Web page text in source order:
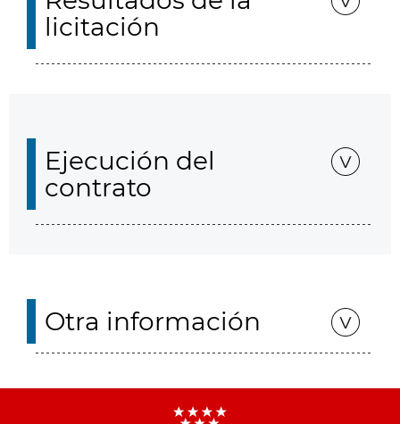
licitación
Ejecución del
contrato
Otra información